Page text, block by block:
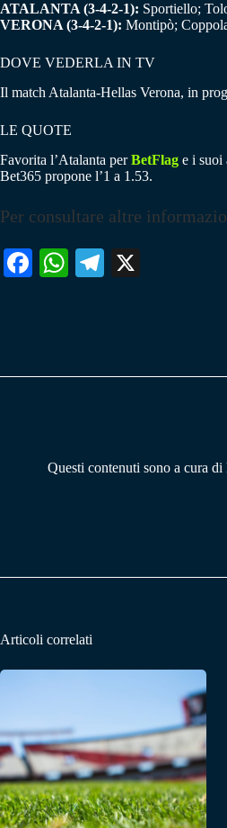
ATALANTA (3-4-2-1): Sportiello;
VERONA (3-4-2-1): Montipò;
DOVE VEDERLA IN TV
Il match Atalanta-Hellas Verona, in
LE QUOTE
Favorita l’Atalanta perBetFlag e i suoi
Bet365 propone l’1 a 1.53.
Per consultare altre
Fa W
pp
Te
m
Questi contenuti sono a cura
Articoli correlati